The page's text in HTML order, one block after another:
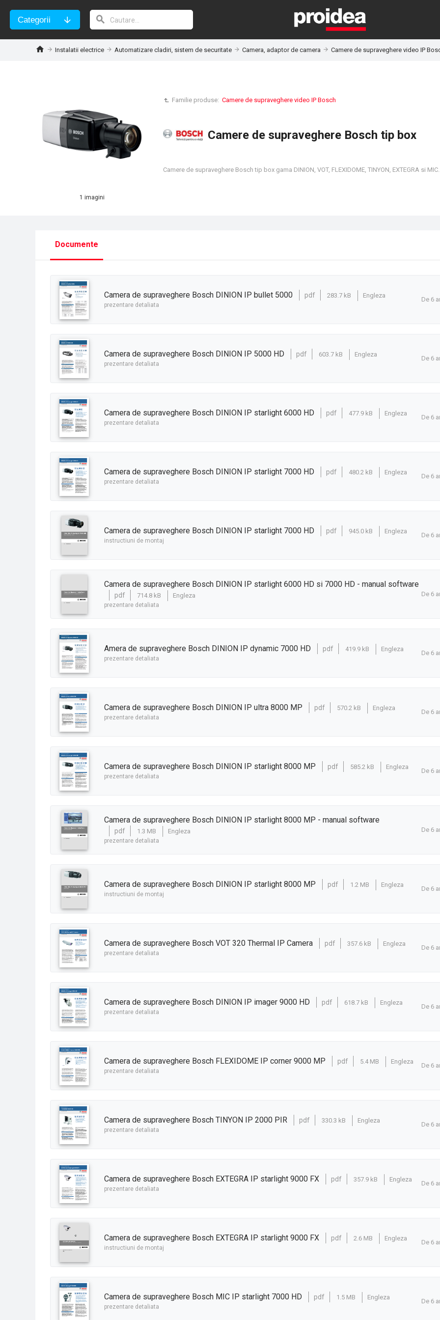
Categorii
Instalatii electrice Automatizare cladiri, sistem de securitate Camera, adaptor de camera Camere de supraveghere video IP
Familie produse: Camere de supraveghere video IP Bosch
Camere de supraveghere Bosch tip box
1 imagini
Camere de supraveghere Bosch tip box gama DINION, VOT, FLEXIDOME, TINYON, EXTEGRA si MIC.
Documente
Camera de supraveghere Bosch DINION IP bullet 5000 pdf 283.7 kB Engleza
prezentare detaliata
De 6
Camera de supraveghere Bosch DINION IP 5000 HD pdf 603.7 kB Engleza
prezentare detaliata
De 6
Camera de supraveghere Bosch DINION IP starlight 6000 HD pdf 477.9 kB Engleza
prezentare detaliata
De 6
Camera de supraveghere Bosch DINION IP starlight 7000 HD pdf 480.2 kB Engleza
prezentare detaliata
De 6
Camera de supraveghere Bosch DINION IP starlight 7000 HD pdf 945.0 kB Engleza
instructiuni de montaj
De 6
Camera de supraveghere Bosch DINION IP starlight 6000 HD si 7000 HD - manual software
pdf 714.8 kB Engleza
prezentare detaliata
De 6
amera de supraveghere Bosch DINION IP dynamic 7000 HD pdf 419.9 kB Engleza
prezentare detaliata
De 6
Camera de supraveghere Bosch DINION IP ultra 8000 MP pdf 570.2 kB Engleza
prezentare detaliata
De 6
Camera de supraveghere Bosch DINION IP starlight 8000 MP pdf 585.2 kB Engleza
prezentare detaliata
De 6
Camera de supraveghere Bosch DINION IP starlight 8000 MP - manual software
pdf 1.3 MB Engleza
prezentare detaliata
De 6
Camera de supraveghere Bosch DINION IP starlight 8000 MP pdf 1.2 MB Engleza
instructiuni de montaj
De 6
Camera de supraveghere Bosch VOT 320 Thermal IP Camera pdf 357.6 kB Engleza
prezentare detaliata
De 6
Camera de supraveghere Bosch DINION IP imager 9000 HD pdf 618.7 kB Engleza
prezentare detaliata
De 6
Camera de supraveghere Bosch FLEXIDOME IP corner 9000 MP pdf 5.4 MB Engleza
prezentare detaliata
De 6
Camera de supraveghere Bosch TINYON IP 2000 PIR pdf 330.3 kB Engleza
prezentare detaliata
De 6
Camera de supraveghere Bosch EXTEGRA IP starlight 9000 FX pdf 357.9 kB Engleza
prezentare detaliata
De 6
Camera de supraveghere Bosch EXTEGRA IP starlight 9000 FX pdf 2.6 MB Engleza
instructiuni de montaj
De 6
Camera de supraveghere Bosch MIC IP starlight 7000 HD pdf 1.5 MB Engleza
prezentare detaliata
De 6